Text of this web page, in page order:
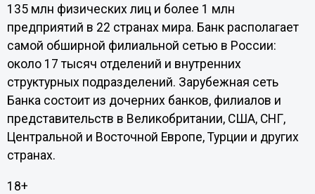
135 млн физических лиц и более 1 млн
предприятий в 22 странах мира. Банк располагает
самой обширной филиальной сетью в России:
около 17 тысяч отделений и внутренних
структурных подразделений. Зарубежная сеть
Банка состоит из дочерних банков, филиалов и
представительств в Великобритании, США, СНГ,
Центральной и Восточной Европе, Турции и других
странах.
18+